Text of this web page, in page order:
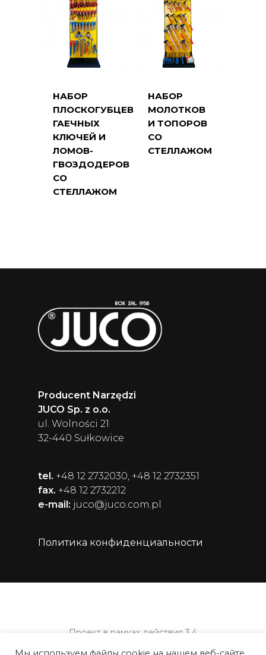
НАБОР
ПЛОСКОГУБЦЕВ,
ГАЕЧНЫХ
КЛЮЧЕЙ И
ЛОМОВ-
ГВОЗДОДЕРОВ
СО
СТЕЛЛАЖОМ
НАБОР
МОЛОТКОВ
И ТОПОРОВ
СО
СТЕЛЛАЖОМ
Producent Narzędzi
JUCO Sp. z o.o.
ul. Wolności 21
32-440 Sułkowice
tel. +48 12 2732030, +48 12 2732351
fax. +48 12 2732212
e-mail: juco@juco.com.pl
Политика конфиденциальности
Проект в рамках действия 3.4